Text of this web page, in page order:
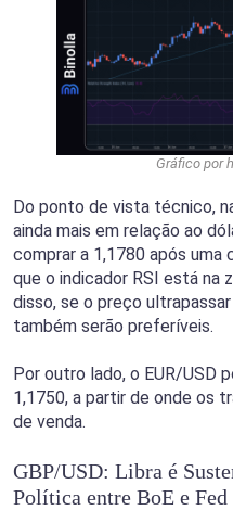
Gráfico por
Do ponto de vista técnico,
ainda mais em relação ao
comprar a 1,1780 após uma
que o indicador RSI está na
disso, se o preço
também serão preferíveis.
Por outro lado, o EUR/USD
1,1750, a partir de onde os
de venda.
GBP/USD: Libra é
Política entre BoE e Fed